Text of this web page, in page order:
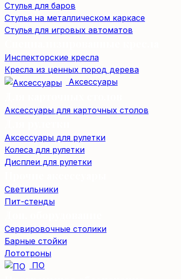
Стулья для баров
Стулья на металлическом каркасе
Стулья для игровых автоматов
Инспекторские кресла
Кресла из ценных пород дерева
Аксессуары
Аксессуары для карточных столов
Аксессуары для рулетки
Колеса для рулетки
Дисплеи для рулетки
Светильники
Пит-стенды
Сервировочные столики
Барные стойки
Лототроны
ПО